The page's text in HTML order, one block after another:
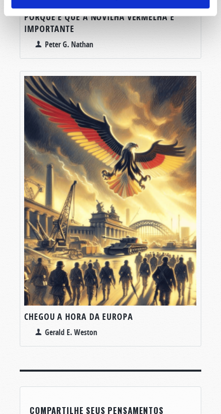
PORQUE É QUE A NOVILHA VERMELHA É
IMPORTANTE
Peter G. Nathan
CHEGOU A HORA DA EUROPA
Gerald E. Weston
COMPARTILHE SEUS PENSAMENTOS